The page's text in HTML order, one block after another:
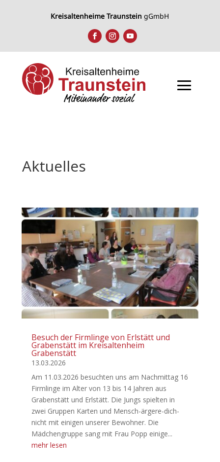
Kreisaltenheime Traunstein gGmbH
Aktuelles
Besuch der Firmlinge von Erlstätt und
Grabenstätt im Kreisaltenheim
Grabenstätt
13.03.2026
Am 11.03.2026 besuchten uns am Nachmittag 16
Firmlinge im Alter von 13 bis 14 Jahren aus
Grabenstätt und Erlstätt. Die Jungs spielten in
zwei Gruppen Karten und Mensch-ärgere-dich-
nicht mit einigen unserer Bewohner. Die
Mädchengruppe sang mit Frau Popp einige...
mehr lesen